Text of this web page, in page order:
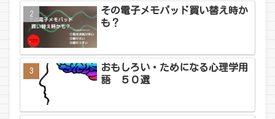
その電子メモパッド買い替え時か
も？
おもしろい・ためになる心理学用
語 ５０選